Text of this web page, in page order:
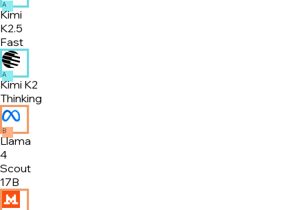
A
Kimi
K2.5
Fast
A
Kimi K2
Thinking
B
Llama
4
Scout
17B